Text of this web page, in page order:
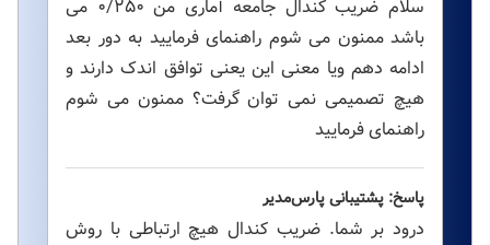
سلام ضریب کندال جامعه آماری من ۰/۲۵۰ می
باشد ممنون می شوم راهنمای فرمایید به دور بعد
ادامه دهم ویا معنی این یعنی توافق اندک دارند و
هیچ تصمیمی نمی توان گرفت؟ ممنون می شوم
راهنمای فرمایید
پاسخ: پشتیبانی پارس‌مدیر
درود بر شما. ضریب کندال هیچ ارتباطی با روش